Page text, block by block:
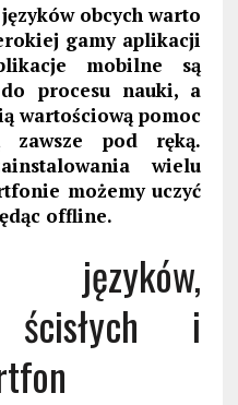
obcych warto
gamy aplikacji
mobilne są
procesu nauki, a
wartościową pomoc
zawsze pod ręką.
wielu
możemy uczyć
offline.
ścisłych i